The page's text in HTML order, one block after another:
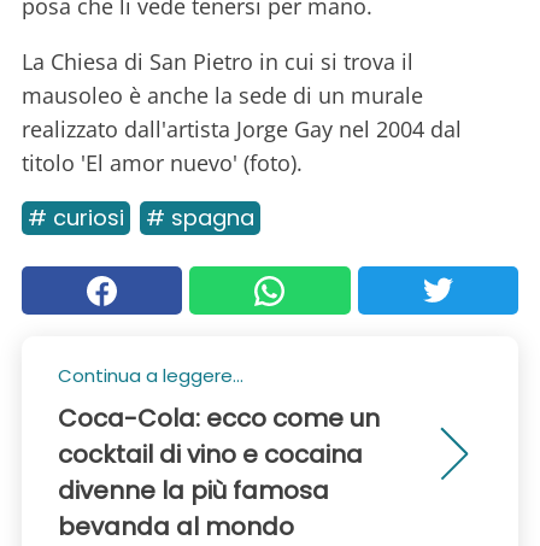
posa che li vede tenersi per mano.
La Chiesa di San Pietro in cui si trova il
mausoleo è anche la sede di un murale
realizzato dall'artista Jorge Gay nel 2004 dal
titolo 'El amor nuevo' (foto).
# curiosi # spagna
Continua a leggere...
Coca-Cola: ecco come un
cocktail di vino e cocaina
divenne la più famosa
bevanda al mondo